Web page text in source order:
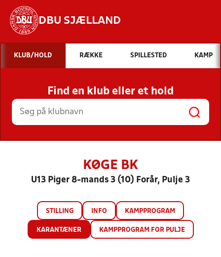
DBU SJÆLLAND
Hvad vil du søge efter?
INDHOLD OG NYHEDER
STILLINGER, RESULTATER, KLUBBER OG
HOLD
KLUB/HOLD RÆKKE SPILLESTED KAMP
Find en klub eller et hold
KØGE BK
U13 Piger 8-mands 3 (10) Forår, Pulje 3
STILLING INFO KAMPPROGRAM
KARANTÆNER KAMPPROGRAM FOR PULJE